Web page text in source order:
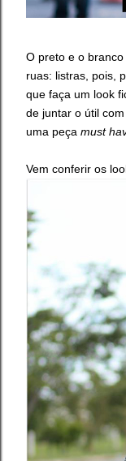
O preto e o
ruas: listras, pois,
que faça um look
de juntar o útil
uma peça must
Vem conferir os